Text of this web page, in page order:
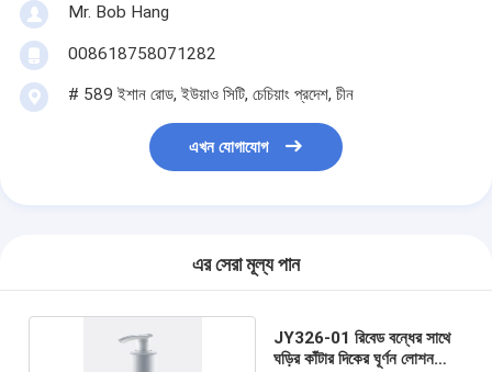
Mr. Bob Hang
008618758071282
# 589 ইশান রোড, ইউয়াও সিটি, চেচিয়াং প্রদেশ, চীন
এখন যোগাযোগ
এর সেরা মূল্য পান
JY326-01 রিবেড বন্ধের সাথে
ঘড়ির কাঁটার দিকের ঘূর্ণন লোশন